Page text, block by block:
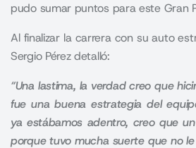
pudo sumar puntos para este Gran
Al finalizar la carrera con su auto
Sergio Pérez detalló:
“Una lastima, la verdad creo que
fue una buena estrategia del
ya estábamos adentro, creo que
porque tuvo mucha suerte que no